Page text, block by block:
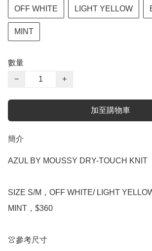
OFF WHITE LIGHT YELLOW
MINT
數量
−
+
加至購物車
簡介
AZUL BY MOUSSY DRY-TOUCH KNIT
SIZE S/M，OFF WHITE/ LIGHT
MINT，$360
👚參考尺寸